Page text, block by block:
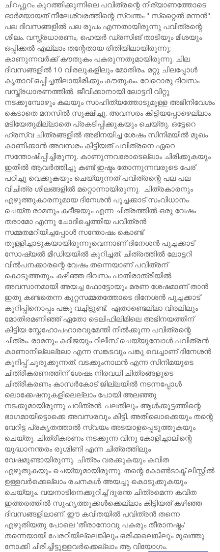
ചിറപ്പുറം കുറത്തിക്കുന്നിലെ പവിത്രന്റെ നിര്യാണത്തോടെ
ഓർമയായത് നീലേശ്വരത്തിന്റെ സ്വന്തം " സ്‌റ്റൈൽ മന്നൻ".
പല ദിവസങ്ങളിൽ പല രൂപം എന്നതായിരുന്നു പവിത്രന്റെ
ശീലം. വസ്ത്രധാരണം, ഹെയർ ഡ്രസിങ് താടിയും മീശയും
ഒപ്പിക്കൽ എല്ലാം തന്റേതായ രീതിയിലായിരുന്നു;
കാണുന്നവർക്ക് കൗതുകം പകരുന്നതുമായിരുന്നു. ചില
ദിവസങ്ങളിൽ 10 വിരലുകളിലും മോതിരം. മറ്റു ചിലപ്പോൾ
കൃതാവ് ഒപ്പിച്ചതിലായിരിക്കും കൗതുകം. വേറൊരു ദിവസം
വസ്ത്രധാരണത്തിൽ. ജീവിക്കാനായി ലോട്ടറി വിറ്റു
നടക്കുമ്പോഴും കലയും സാഹിത്യത്തോടുമുള്ള അഭിനിവേശം
കെടാതെ മനസിൽ സൂക്ഷിച്ചു. അവസരം കിട്ടിയപ്പോഴെല്ലാം
മടിയേതുമില്ലാതെ പ്രകടിപ്പിക്കുകയും ചെയ്തു. ഒട്ടേറെ
ഹ്രസ്വ ചിത്രങ്ങളിൽ അഭിനയിച്ച ശേഷം സിനിമയിൽ മുഖം
കാണിക്കാൻ അവസരം കിട്ടിയത് പവിത്രനെ ഏറെ
സന്തോഷിപ്പിച്ചിരുന്നു. കാണുന്നവരോടെല്ലാം ചിരിക്കുകയും
ഇതിൽ ആവർത്തിച്ചു കണ്ട് ഇഷ്ടം തോന്നുന്നവരുടെ പേര്
പഠിച്ചു വെക്കുകയും ചെയ്യുന്നത് പവിത്രന്റെ പല പല
വിചിത്ര ശീലങ്ങളിൽ മറ്റൊന്നായിരുന്നു. ചിത്രകാരനും
എഴുത്തുകാരനുമായ ദിനേശൻ പൂച്ചക്കാട് സംവിധാനം
ചെയ്ത രാമനും കദീജയും എന്ന ചിത്രത്തിൽ ഒരു വേഷം
തരാമോ എന്നു ചോദിച്ചെത്തിയ പവിത്രൻ
സമ്മതമറിയിച്ചപ്പോൾ സന്തോഷം കൊണ്ട്
തുള്ളിച്ചാടുകയായിരുന്നുവെന്നാണ് ദിനേശൻ പൂച്ചക്കാട്
സോഷ്യൽ മീഡിയയിൽ കുറിച്ചത്. ചിത്രത്തിൽ ലോട്ടറി
വിൽപനക്കാരന്റെ വേഷം തന്നെയാണ് പവിത്രന്
കൊടുത്തതും. കഴിഞ്ഞ ദിവസം പാതിരാത്രിയിൽ
അവസാനമായി അയച്ച ഫോട്ടോയും മരണ ശേഷമാണ് താൻ
ഇതു കണ്ടതെന്ന കുറ്റസമ്മതത്തോടെ ദിനേശൻ പൂച്ചക്കാട്
കുറിപ്പിനൊപ്പം പങ്കു വച്ചിട്ടുണ്ട്. ഏതാണ്ടെല്ലാ വിരലിലും
മോതിരമണിഞ്ഞ് ഏതോ ടെലിഫിലിമിലെ അഭിനയത്തിന്
കിട്ടിയ സ്നേഹോപഹാരവുമേന്തി നിൽക്കുന്ന പവിത്രന്റെ
ചിത്രം. രാമനും കദീജയും റിലീസ് ചെയ്യുമ്പോൾ പവിത്രൻ
കാണാനില്ലല്ലോ എന്ന സങ്കടവും പങ്കു വെച്ചാണ് ദിനേശൻ
കുറിപ്പ് ചുരുക്കുന്നത്. വടക്കുംനാഥൻ എന്ന സിനിമയുടെ
ചിത്രീകരണത്തിന് ശേഷം നിരവധി ചിത്രങ്ങളുടെ
ചിത്രീകരണം കാസർകോട് ജില്ലയിൽ നടന്നപ്പോൾ
ലൊക്കേഷനുകളിലെല്ലാം പോയി അലഞ്ഞു
നടക്കുമായിരുന്നു പവിത്രൻ. പലതിലും ആൾക്കൂട്ടത്തിന്റെ
ഭാഗമായിട്ടൊക്കെ അവസരവും കിട്ടി. അതിലൊക്കെയും തന്റെ
വേറിട്ട പ്രകൃതത്താൽ സ്വയം അടയാളപ്പെടുത്തുകയും
ചെയ്തു. ചിത്രീകരണം നടക്കുന്ന വിനു കോളിച്ചാലിന്റെ
യുദ്ധാനന്തരം രുഗ്മിണി എന്ന ചിത്രത്തിലും
വേഷമുണ്ടായിരുന്നു. ചിത്രം വരക്കുകയും കവിത
എഴുതുകയും ചെയ്യുമായിരുന്നു. തന്റെ കോൺടാക്ട് ലിസ്റ്റിൽ
ഉള്ളവർക്കെല്ലാം രചനകൾ അയച്ചു കൊടുക്കുകയും
ചെയ്യും. വയനാടിനെക്കുറിച്ച് ദുരന്ത ചിത്രമെന്ന കവിത
ഇത്തരത്തിൽ സുഹൃത്തുക്കൾക്കെല്ലാം കിട്ടിയത് കഴിഞ്ഞ
ദിവസങ്ങളിലാണ്. ഈ കവിതയിൽ പവിത്രൻ തന്നെ
എഴുതിയതു പോലെ 'തീരാനോവു പകരും തീരാനഷ്ടം'
തന്നെയായി പേരറിയില്ലെങ്കിലും ഒരിക്കലെങ്കിലും മുഖത്തു
നോക്കി ചിരിച്ചിട്ടുള്ളവർക്കെല്ലാം ആ വിയോഗം.